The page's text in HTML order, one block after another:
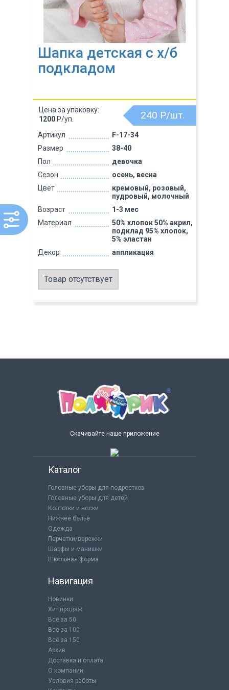
Шапка детская с х/б
подкладом
Артикул
F-17-34
Размер
38-40
Пол
девочка
Сезон
осень, весна
Цвет
кремовый, розовый,
пудровый, молочный
Возраст
1-3 мес
Материал
50% хлопок 50% акрил,
подклад 95% хлопок,
5% эластан
Декор
аппликация
240 Р/шт.
Цена за упаковку:
1200 Р/уп.
Товар отсутствует
Скачивайте наше приложение
Каталог
Головные уборы для подростков
Головные уборы для детей
Колготки и носки
Нижнее бельё
Одежда
Перчатки/варежки
Шарфы и манишки
Школьная форма
Навигация
Новинки
Хит продаж
Всё за 50
Всё за 100
Всё за 150
Архив
Доставка и оплата
О компании
Условия работы